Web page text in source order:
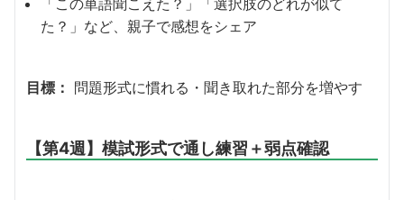
た？」など、親子で感想をシェア
目標： 問題形式に慣れる・聞き取れた部分を増やす
【第4週】模試形式で通し練習＋弱点確認